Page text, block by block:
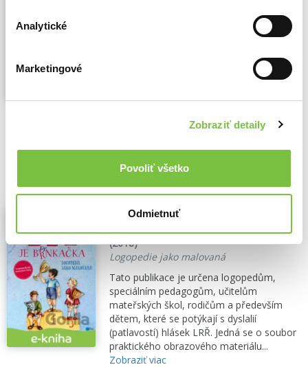
Analytické
Marketingové
Zobraziť detaily
Povoliť všetko
Odmietnuť
Pro koho je publikace určena? Publikaci
s poruchami řeči, především s obtížemi po
cévní mozkové příhodě, kraniocerebrálním
využít...Zobraziť viac
🌴 Okamžite na stiahnutie
L, R, Ř je brnkačka (e-kniha)
(2018)
Logopedie jako malovaná
Tato publikace je určena logopedům,
speciálním pedagogům, učitelům
mateřských škol, rodičům a především
dětem, které se potýkají s dyslalií
(patlavostí) hlásek LRŘ. Jedná se o soubor
praktického obrazového materiálu...
Zobraziť viac